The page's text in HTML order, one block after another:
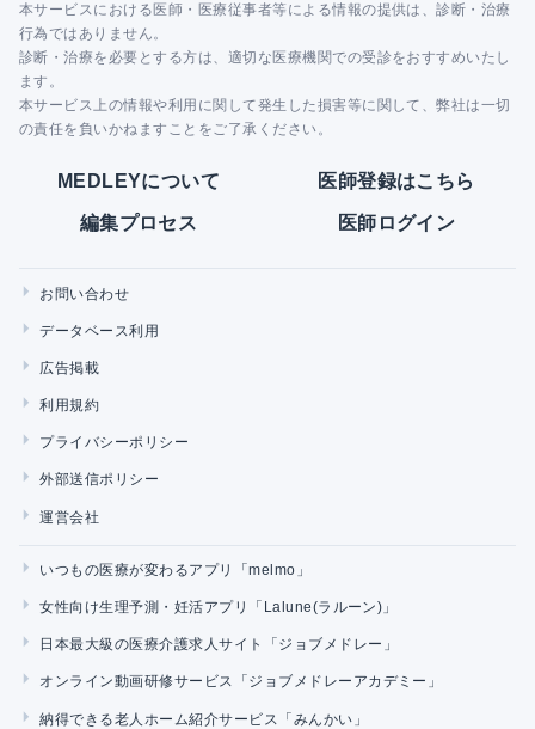
本サービスにおける医師・医療従事者等による情報の提供は、診断・治療
行為ではありません。
診断・治療を必要とする方は、適切な医療機関での受診をおすすめいたし
ます。
本サービス上の情報や利用に関して発生した損害等に関して、弊社は一切
の責任を負いかねますことをご了承ください。
MEDLEYについて 医師登録はこちら
編集プロセス 医師ログイン
お問い合わせ
データベース利用
広告掲載
利用規約
プライバシーポリシー
外部送信ポリシー
運営会社
いつもの医療が変わるアプリ「melmo」
女性向け生理予測・妊活アプリ「Lalune(ラルーン)」
日本最大級の医療介護求人サイト「ジョブメドレー」
オンライン動画研修サービス「ジョブメドレーアカデミー」
納得できる老人ホーム紹介サービス「みんかい」